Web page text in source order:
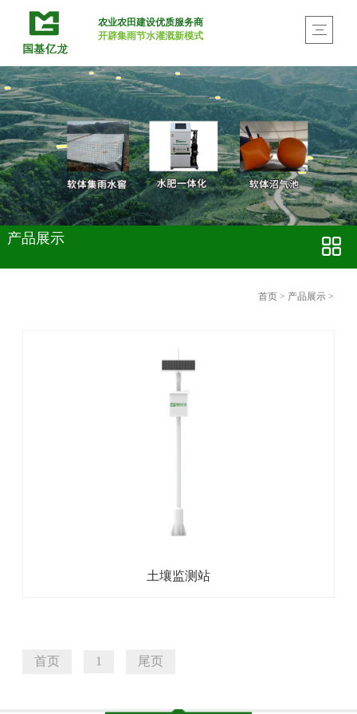
农业农田建设优质服务商
开辟集雨节水灌溉新模式
产品展示
首页> 产品展示 >
土壤监测站
首页 1 尾页